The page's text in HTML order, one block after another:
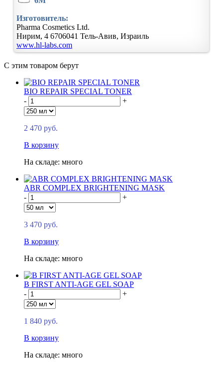
Изготовитель:
Pharma Cosmetics Ltd.
Нирим, 4 6706041 Тель-Авив, Израиль
www.hl-labs.com
С этим товаром берут
BIO REPAIR SPECIAL TONER
-
+
2 470 руб.
В корзину
На складе: много
ABR COMPLEX BRIGHTENING MASK
-
+
3 470 руб.
В корзину
На складе: много
B FIRST ANTI-AGE GEL SOAP
-
+
1 840 руб.
В корзину
На складе: много